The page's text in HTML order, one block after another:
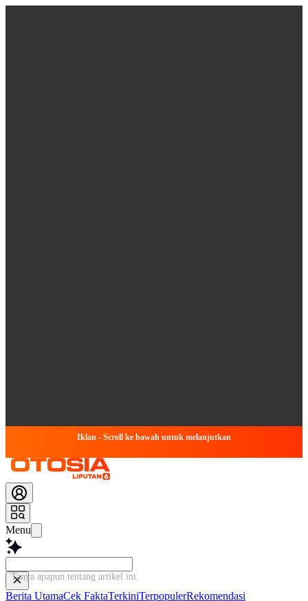
Iklan - Scroll ke bawah untuk melanjutkan
Menu
Tanya apapun tentang artikel ini
Berita UtamaCek FaktaTerkiniTerpopulerRekomendasi